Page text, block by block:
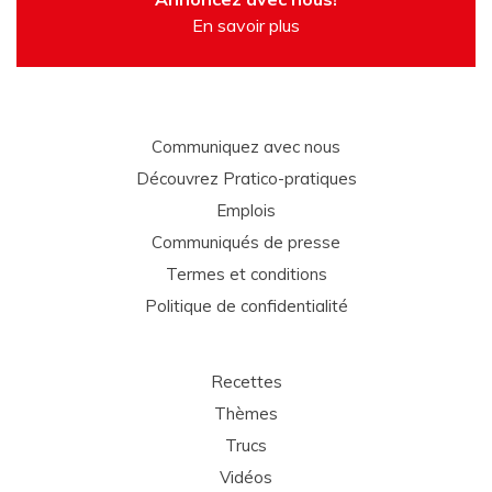
En savoir plus
Communiquez avec nous
Découvrez Pratico-pratiques
Emplois
Communiqués de presse
Termes et conditions
Politique de confidentialité
Recettes
Thèmes
Trucs
Vidéos